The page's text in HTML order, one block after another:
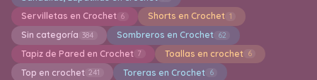
Servilletas en Crochet 6 Shorts en Crochet 1
Sin categoría 384 Sombreros en Crochet 62
Tapiz de Pared en Crochet 7 Toallas en crochet 6
Top en crochet 241 Toreras en Crochet 6